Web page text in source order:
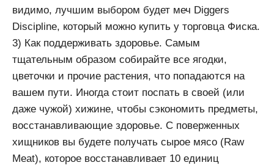
видимо, лучшим выбором будет меч Diggers
Discipline, который можно купить у торговца Фиска.
3) Как поддерживать здоровье. Самым
тщательным образом собирайте все ягодки,
цветочки и прочие растения, что попадаются на
вашем пути. Иногда стоит поспать в своей (или
даже чужой) хижине, чтобы сэкономить предметы,
восстанавливающие здоровье. С поверженных
хищников вы будете получать сырое мясо (Raw
Meat), которое восстанавливает 10 единиц